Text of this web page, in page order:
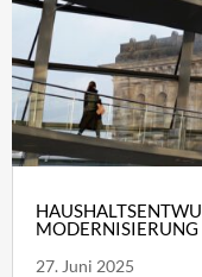
MODERNISIERUNG
27. Juni 2025